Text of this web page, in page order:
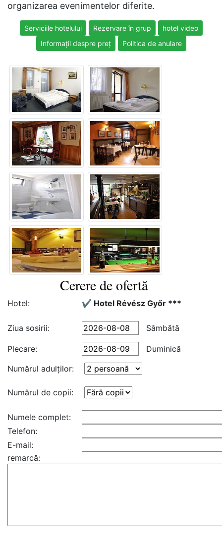
organizarea evenimentelor diferite.
Serviciile hotelului Rezervare în grup
hotel video
Informații despre preț
Politica de anulare
Cerere de ofertă
Hotel: ✔️ Hotel Révész Győr ***
Ziua sosirii: Sâmbătă
Plecare:
Duminică
Numărul adulţilor:
Numărul de copii:
Numele complet:
Telefon:
E-mail:
remarcă: